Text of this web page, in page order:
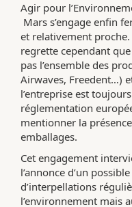
Agir pour
Mars s’engage enfin
et relativement
regrette cependant
pas l’ensemble des
Airwaves, Freedent…)
l’entreprise est
réglementation
mentionner la
emballages.
Cet engagement
l’annonce d’un
d’interpellations
l’environnement mais